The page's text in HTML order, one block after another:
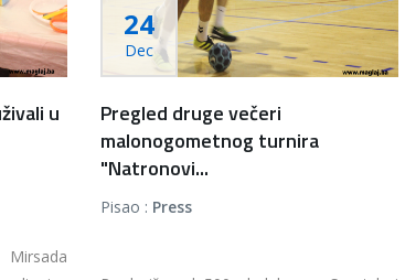
u
24
Dec
Pregled druge večeri
malonogometnog turnira
"Natronovi...
Pisao : Press